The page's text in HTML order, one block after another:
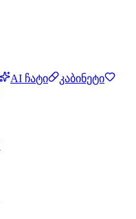
AI ჩატი
კაბინეტი